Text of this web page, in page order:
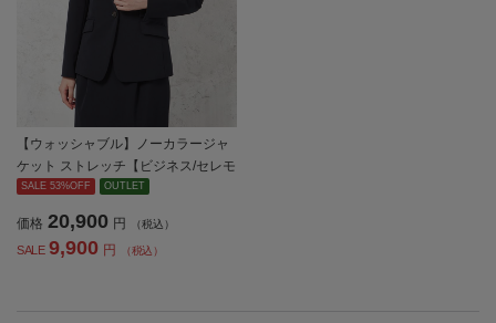
【ウォッシャブル】ノーカラージャ
ケット ストレッチ【ビジネス/セレモ
ニーシーン】無地 SOFFICE 通年
SALE 53%OFF OUTLET
価格 20,900 円 （税込）
SALE 9,900 円 （税込）